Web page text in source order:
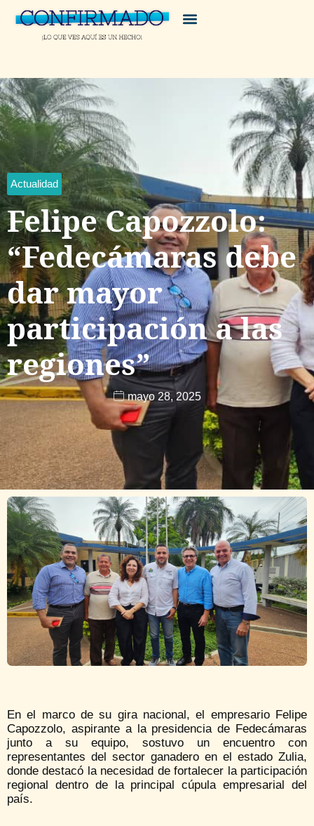
Actualidad
Felipe Capozzolo:
“Fedecámaras debe
dar mayor
participación a las
regiones”
mayo 28, 2025
En el marco de su gira nacional, el empresario Felipe
Capozzolo, aspirante a la presidencia de Fedecámaras
junto a su equipo, sostuvo un encuentro con
representantes del sector ganadero en el estado Zulia,
donde destacó la necesidad de fortalecer la participación
regional dentro de la principal cúpula empresarial del
país.